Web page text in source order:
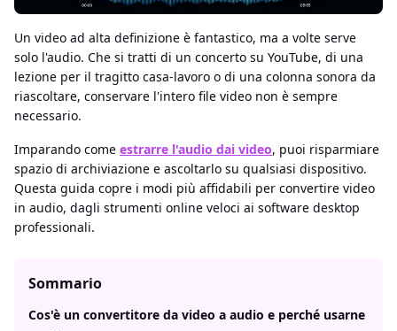
Un video ad alta definizione è fantastico, ma a volte serve
solo l'audio. Che si tratti di un concerto su YouTube, di una
lezione per il tragitto casa-lavoro o di una colonna sonora da
riascoltare, conservare l'intero file video non è sempre
necessario.
Imparando come estrarre l'audio dai video, puoi risparmiare
spazio di archiviazione e ascoltarlo su qualsiasi dispositivo.
Questa guida copre i modi più affidabili per convertire video
in audio, dagli strumenti online veloci ai software desktop
professionali.
Sommario
Cos'è un convertitore da video a audio e perché usarne